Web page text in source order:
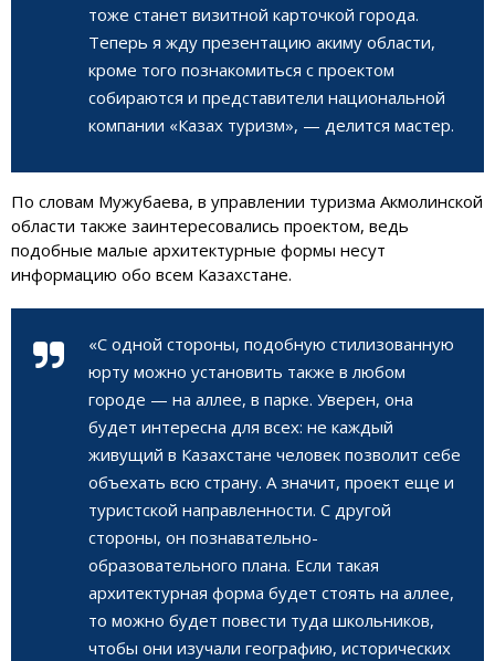
тоже станет визитной карточкой города.
Теперь я жду презентацию акиму области,
кроме того познакомиться с проектом
собираются и представители национальной
компании «Казах туризм», — делится мастер.
По словам Мужубаева, в управлении туризма Акмолинской
области также заинтересовались проектом, ведь
подобные малые архитектурные формы несут
информацию обо всем Казахстане.
«С одной стороны, подобную стилизованную
юрту можно установить также в любом
городе — на аллее, в парке. Уверен, она
будет интересна для всех: не каждый
живущий в Казахстане человек позволит себе
объехать всю страну. А значит, проект еще и
туристской направленности. С другой
стороны, он познавательно-
образовательного плана. Если такая
архитектурная форма будет стоять на аллее,
то можно будет повести туда школьников,
чтобы они изучали географию, исторических